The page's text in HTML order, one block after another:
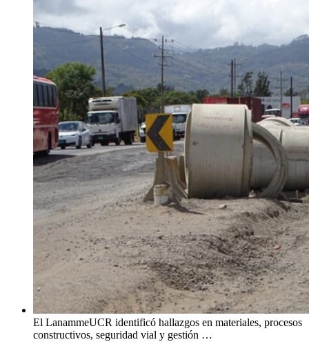
El LanammeUCR identificó hallazgos en materiales, procesos
constructivos, seguridad vial y gestión …